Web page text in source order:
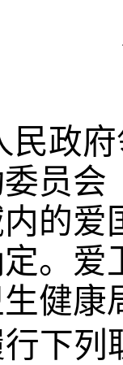
民政
员会
的爱
。爱
健康
下列